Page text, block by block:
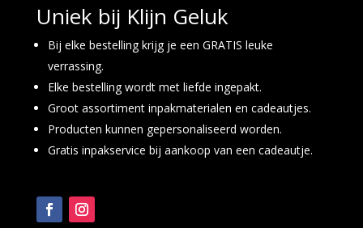
Uniek bij Klijn Geluk
Bij elke bestelling krijg je een GRATIS leuke
verrassing.
Elke bestelling wordt met liefde ingepakt.
Groot assortiment inpakmaterialen en cadeautjes.
Producten kunnen gepersonaliseerd worden.
Gratis inpakservice bij aankoop van een cadeautje.